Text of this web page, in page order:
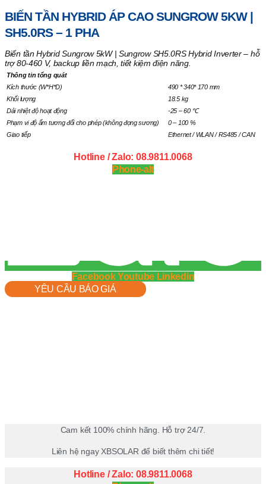
BIẾN TẦN HYBRID ÁP CAO SUNGROW 5KW |
SH5.0RS – 1 PHA
Biến tần Hybrid Sungrow 5kW | Sungrow SH5.0RS Hybrid Inverter – hỗ
trợ 80-460 V, backup liền mạch, tiết kiệm điện năng.
Thông tin tổng quát
Kích thước (W*H*D)
490 * 340* 170 mm
Khối lượng
18.5 kg
Dải nhiệt độ hoạt động
-25 – 60 ℃
Phạm vi độ ẩm tương đối cho phép (không đọng sương)
0 – 100 %
Giao tiếp
Ethernet / WLAN / RS485 / CAN
Hotline / Zalo: 08.9811.0068
Phone-alt
Facebook Youtube Linkedin
YÊU CẦU BÁO GIÁ
Cam kết 100% chính hãng. Hỗ trợ 24/7.
Liên hệ ngay XBSOLAR để biết thêm chi tiết!
Hotline / Zalo: 08.9811.0068